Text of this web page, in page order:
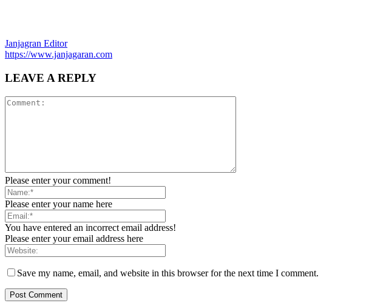
Janjagran Editor
https://www.janjagaran.com
LEAVE A REPLY
Please enter your comment!
Please enter your name here
You have entered an incorrect email address!
Please enter your email address here
Save my name, email, and website in this browser for the next time I comment.